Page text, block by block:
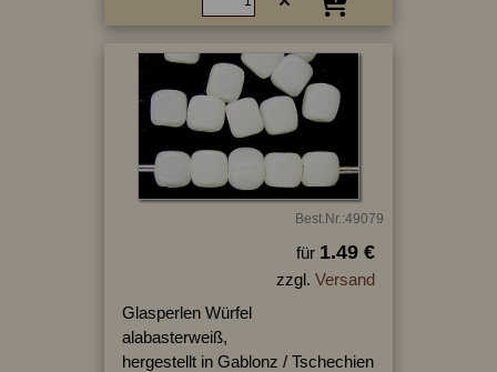
Best.Nr.:49079
für 1.49 €
zzgl. Versand
Glasperlen Würfel
alabasterweiß,
hergestellt in Gablonz / Tschechien